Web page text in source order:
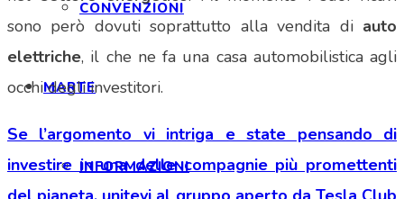
CONVENZIONI
MARTE
INFORMAZIONI
sono però dovuti soprattutto alla vendita di auto
elettriche, il che ne fa una casa automobilistica agli
occhi degli investitori.
Se l’argomento vi intriga e state pensando di
investire in una delle compagnie più promettenti